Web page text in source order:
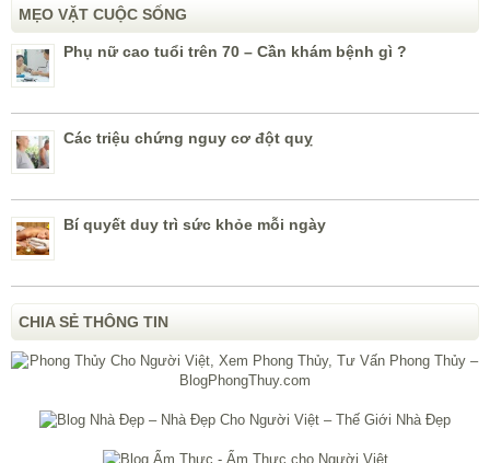
MẸO VẶT CUỘC SỐNG
Phụ nữ cao tuổi trên 70 – Cần khám bệnh gì ?
Các triệu chứng nguy cơ đột quỵ
Bí quyết duy trì sức khỏe mỗi ngày
CHIA SẺ THÔNG TIN